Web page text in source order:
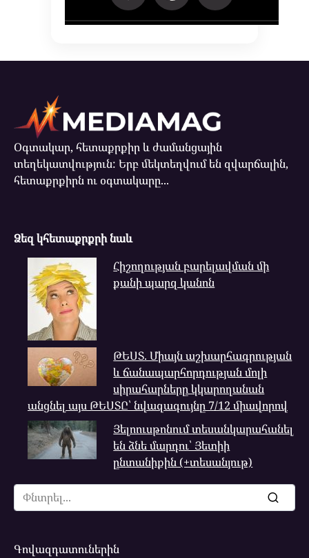
Օգտակար, հետաքրքիր և ժամանցային
տեղեկատվություն: Երբ մեկտեղվում են զվարճալին,
հետաքրքիրն ու օգտակարը...
Ձեզ կհետաքրքրի նաև
Հիշողության բարելավման մի
քանի պարզ կանոն
ԹԵՍՏ. Միայն աշխարհագրության
և ճանապարհորդության մոլի
սիրահարները կկարողանան
անցնել այս ԹԵՍՏԸ՝ նվազագույնը 7/12 միավորով
Յելոուսթոնում տեսանկարահանել
են ձնե մարդու՝ Յետիի
ընտանիքին (+տեսանյութ)
Search
for:
Գովազդատուներին